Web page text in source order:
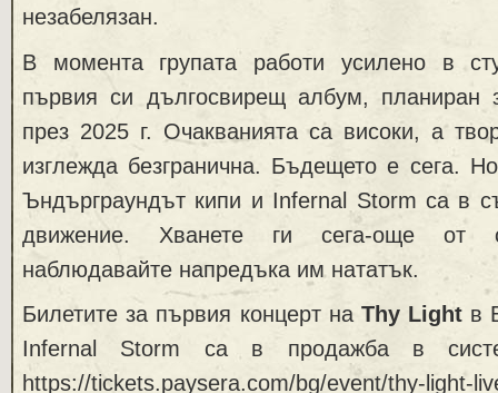
незабелязан.
В момента групата работи усилено в
първия си дългосвирещ албум, планиран
през 2025 г. Очакванията са високи, а
изглежда безгранична. Бъдещето е сега.
Ъндърграундът кипи и Infernal Storm са в
движение. Хванете ги сега-още от
наблюдавайте напредъка им нататък.
Билетите за първия концерт на Thy Light в
Infernal Storm са в продажба в
https://tickets.paysera.com/bg/event/thy-light-